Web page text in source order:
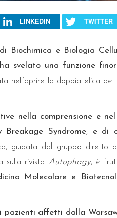
LINKEDIN TWITTER
Biochimica e Biologia
ha svelato una funzione
nell’aprire la doppia elica
nella comprensione e
Breakage Syndrome, e di
guidata dal gruppo diretto
sulla rivista Autophagy, è
Molecolare e
pazienti affetti dalla
perla dell’Università